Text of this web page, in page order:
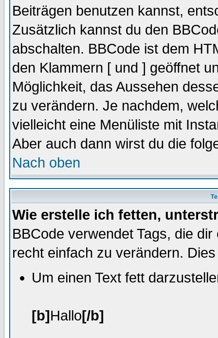
Beiträgen benutzen kannst,
Zusätzlich kannst du den
abschalten. BBCode ist dem
den Klammern [ und ] geöffnet
Möglichkeit, das Aussehen
zu verändern. Je nachdem,
vielleicht eine Menüliste mit
Aber auch dann wirst du die
Nach oben
Wie erstelle ich fetten,
BBCode verwendet Tags, die
recht einfach zu verändern.
Um einen Text fett
[b]Hallo[/b]